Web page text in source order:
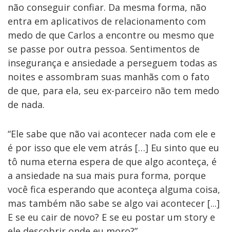
não conseguir confiar. Da mesma forma, não
entra em aplicativos de relacionamento com
medo de que Carlos a encontre ou mesmo que
se passe por outra pessoa. Sentimentos de
insegurança e ansiedade a perseguem todas as
noites e assombram suas manhãs com o fato
de que, para ela, seu ex-parceiro não tem medo
de nada.
“Ele sabe que não vai acontecer nada com ele e
é por isso que ele vem atrás […] Eu sinto que eu
tô numa eterna espera de que algo aconteça, é
a ansiedade na sua mais pura forma, porque
você fica esperando que aconteça alguma coisa,
mas também não sabe se algo vai acontecer [...]
E se eu cair de novo? E se eu postar um story e